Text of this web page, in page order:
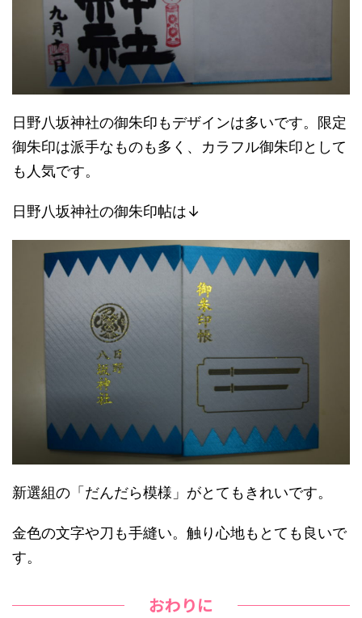
日野八坂神社の御朱印もデザインは多いです。限定
御朱印は派手なものも多く、カラフル御朱印として
も人気です。
日野八坂神社の御朱印帖は↓
新選組の「だんだら模様」がとてもきれいです。
金色の文字や刀も手縫い。触り心地もとても良いで
す。
おわりに